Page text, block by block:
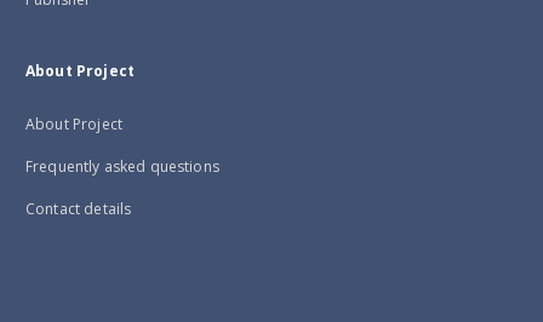
About Project
About Project
Frequently asked questions
Contact details